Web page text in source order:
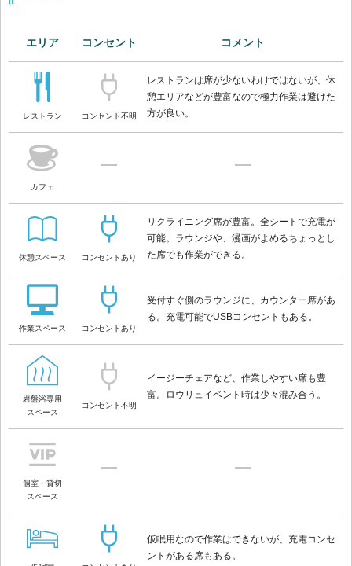
エリア コンセント コメント
レストラン コンセント不明
レストランは席が少ないわけではないが、休
憩エリアなどが豊富なので極力作業は避けた
方が良い。
カフェ
休憩スペース コンセントあり
リクライニング席が豊富。全シートで充電が
可能。ラウンジや、漫画がよめるちょっとし
た席でも作業ができる。
作業スペース コンセントあり
受付すぐ側のラウンジに、カウンター席があ
る。充電可能でUSBコンセントもある。
岩盤浴専用
スペース
コンセント不明
イージーチェアなど、作業しやすい席も豊
富。ロウリュイベント時は少々混み合う。
個室・貸切
スペース
仮眠用なので作業はできないが、充電コンセ
ントがある席もある。